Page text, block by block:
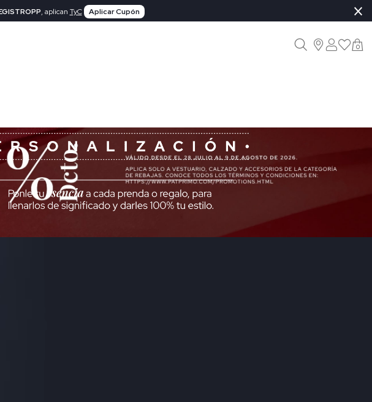
, aplican TyC Aplicar Cupón ×
0